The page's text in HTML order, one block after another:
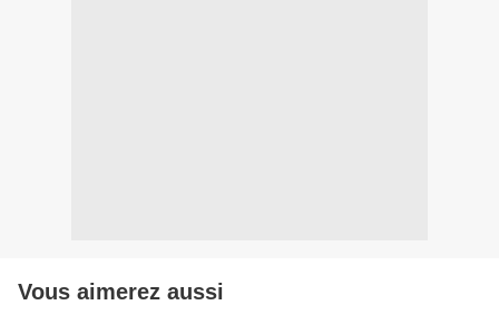
Vous aimerez aussi